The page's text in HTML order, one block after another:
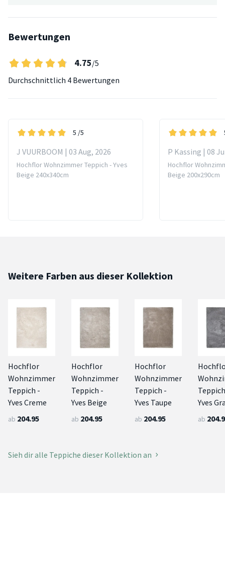
Bewertungen
4.75/5
Durchschnittlich 4 Bewertungen
5 /5
J VUURBOOM | 03 Aug, 2026
Hochflor Wohnzimmer Teppich - Yves
Beige 240x340cm
P Kassing | 08
Hochflor
Beige 200x290cm
Weitere Farben aus dieser Kollektion
Hochflor
Wohnzimmer
Teppich -
Yves Creme
ab 204.95
Hochflor
Wohnzimmer
Teppich -
Yves Beige
ab 204.95
Hochflor
Wohnzimmer
Teppich -
Yves Taupe
ab 204.95
Yves
ab
Sieh dir alle Teppiche dieser Kollektion an